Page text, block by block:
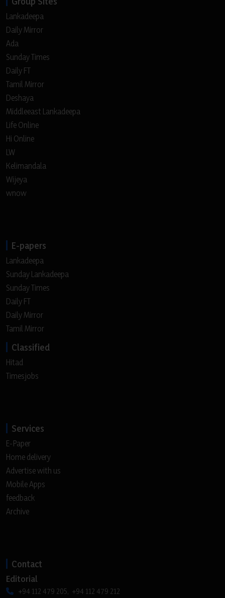
Lankadeepa
Daily Mirror
Ada
Sunday Times
Daily FT
Tamil Mirror
Deshaya
Middleeast Lankadeepa
Life Online
Hi Online
LW
Kelimandala
Wijeya
wnow
E-papers
Lankadeepa
Sunday Lankadeepa
Sunday Times
Daily FT
Daily Mirror
Tamil Mirror
Classified
Hitad
Timesjobs
Services
E-Paper
Home delivery
Advertise with us
Mobile Apps
feedback
Archive
Contact
Editorial
+94 112 479 205, +94 112 479 212